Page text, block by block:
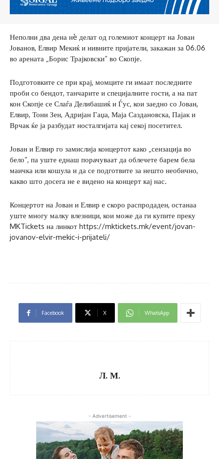
Неполни два дена нè делат од големиот концерт на Јован
Јованов, Елвир Мекиќ и нивните пријатели, закажан за 06.06
во арената „Борис Трајковски“ во Скопје.
Подготовките се при крај, момците ги имаат последните
проби со бендот, танчарите и специјалните гости, а на пат
кон Скопје се Слаѓа Делибашиќ и Ѓус, кои заедно со Јован,
Елвир, Тони Зен, Адријан Гаџа, Маја Саздановска, Пајак и
Врчак ќе ја разбудат носталгијата кај секој посетител.
Јован и Елвир го замислија концертот како „сензација во
бело“, па уште еднаш порачуваат да облечете барем бела
маичка или кошула и да се подготвите за нешто необично,
какво што досега не е видено на концерт кај нас.
Концертот на Јован и Елвир е скоро распродаден, останаа
уште многу малку влезници, кои може да ги купите преку
MKTickets на линкот https://mktickets.mk/event/jovan-
jovanov-elvir-mekic-i-prijateli/
Facebook X WhatsApp
Л. М.
- Advertisement -